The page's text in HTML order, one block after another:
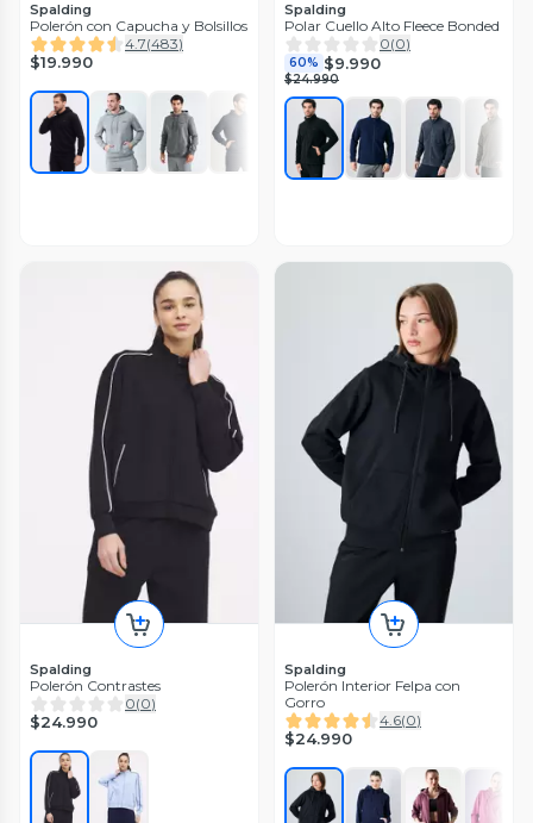
Spalding
Polerón con Capucha y Bolsillos
4.7(483)
$19.990
Spalding
Polar Cuello Alto Fleece Bonded
0(0)
60% $9.990
$24.990
Spalding
Polerón Contrastes
0(0)
$24.990
Spalding
Polerón Interior Felpa con
Gorro
4.6(0)
$24.990